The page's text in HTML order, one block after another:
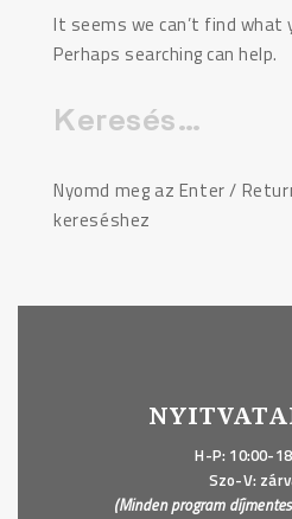
It seems we can’t find what
Perhaps searching can help.
Keresés:
Nyomd meg az Enter /
kereséshez
H-P: 10:00-
Szo-V:
(Minden program